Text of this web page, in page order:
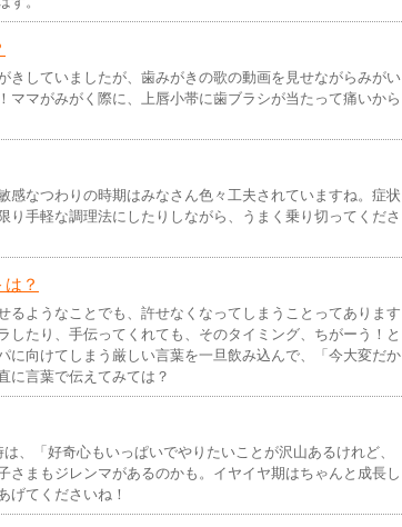
きしていましたが、歯みがきの歌の動画を見せながらみがい
ママがみがく際に、上唇小帯に歯ブラシが当たって痛いから
感なつわりの時期はみなさん色々工夫されていますね。症状
り手軽な調理法にしたりしながら、うまく乗り切ってくださ
？
るようなことでも、許せなくなってしまうことってあります
したり、手伝ってくれても、そのタイミング、ちがーう！と
に向けてしまう厳しい言葉を一旦飲み込んで、「今大変だか
に言葉で伝えてみては？
、「好奇心もいっぱいでやりたいことが沢山あるけれど、
さまもジレンマがあるのかも。イヤイヤ期はちゃんと成長し
げてくださいね！